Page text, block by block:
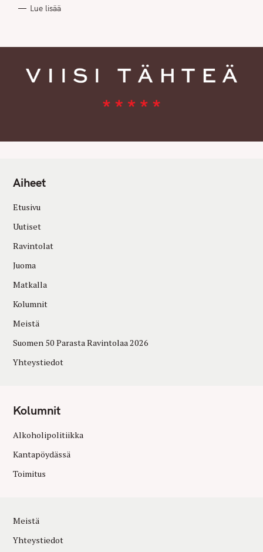
I
Lue lisää
Aiheet
Etusivu
Uutiset
Ravintolat
Juoma
Matkalla
Kolumnit
Meistä
Suomen 50 Parasta Ravintolaa 2026
Yhteystiedot
Kolumnit
Alkoholipolitiikka
Kantapöydässä
Toimitus
Meistä
Yhteystiedot